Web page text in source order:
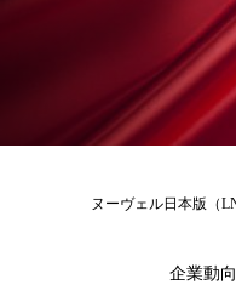
ロンジ
乾燥 対策 冬 スキンケア
乾燥肌対策 他者
保湿
ヌーヴェル日本版（
企業動